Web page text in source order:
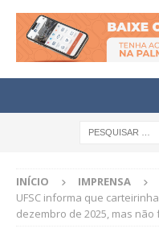
INÍCIO IMPRENSA
UFSC informa que
dezembro de 2025, mas